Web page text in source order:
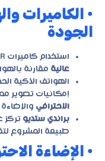
• الكاميرات
الجودة
استخدام كاميرات DSLR أو Mirrorless يضمن
عالية مقارنة
إمكانيات تصوير
الاحترافي
براندي ستديو تركز
طبيعة المشروع
• الإضاءة